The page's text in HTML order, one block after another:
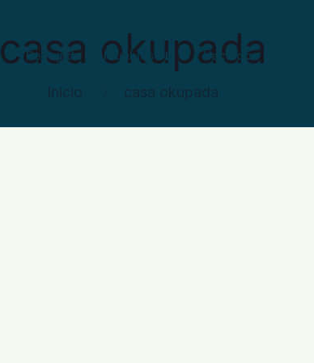
Recogida de Muebles Vaciados
casa okupada
Inicio casa okupada